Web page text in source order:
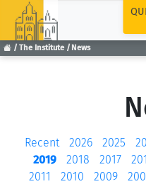
The Institute News
Recent 2026 2025
2019
2018 2017
2011
2010 2009